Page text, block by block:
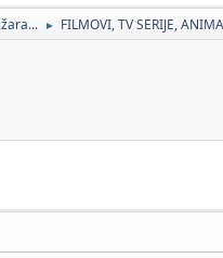
► FILMOVI, TV SERIJE,